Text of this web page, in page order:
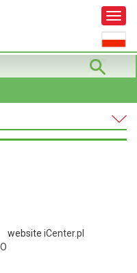
website iCenter.pl